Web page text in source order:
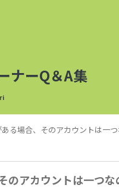
ナーQ＆A集
る場合、そのアカウントは
のアカウントは一つな